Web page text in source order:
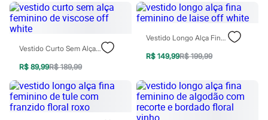
Meias
Pijamas
Moda praia
Plus size
Blusas e Camisetas
Calças
Camisas
Casacos e Jaquetas
Jeans
Moda esportiva
Vestido Curto Sem Alça Feminino De Viscose Off White
R$ 89,99R$ 189,99
Vestido Longo Alça Fina Feminino De Laise Off White
R$ 149,99R$ 199,99